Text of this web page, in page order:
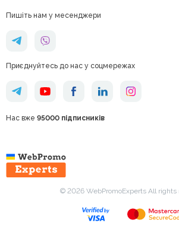
Пишіть нам у месенджери
Приєднуйтесь до нас у соцмережах
Нас вже 95000 підписників
© 2026 WebPromoExperts All rights